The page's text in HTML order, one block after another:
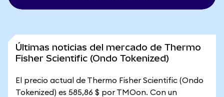
Últimas noticias del mercado de Thermo
Fisher Scientific (Ondo Tokenized)
El precio actual de Thermo Fisher Scientific (Ondo
Tokenized) es 585,86 $ por TMOon. Con un